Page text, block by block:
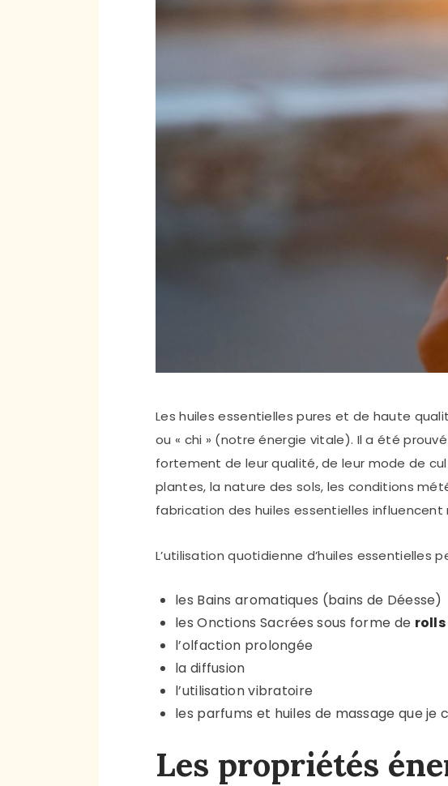
Les huiles essentielles pures et de haute
ou « chi » (notre énergie vitale). Il a été
fortement de leur qualité, de leur mode de
plantes, la nature des sols, les conditions
fabrication des huiles essentielles
L’utilisation quotidienne d’huiles essentielles
les Bains aromatiques (bains de Déesse)
les Onctions Sacrées sous forme de
l’olfaction prolongée
la diffusion
l’utilisation vibratoire
les parfums et huiles de massage que
Les propriétés